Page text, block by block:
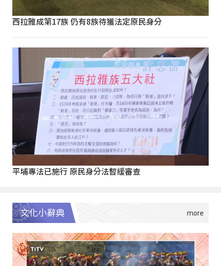
西拉雅成第17族 仍有8族待獲法定原民身分
平埔專法已施行 原民身分法暫緩審查
文化小辭典